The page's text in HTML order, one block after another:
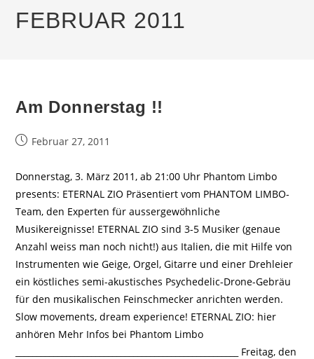
FEBRUAR 2011
Am Donnerstag !!
BeitragFebruar 27, 2011
Donnerstag, 3. März 2011, ab 21:00 Uhr Phantom Limbo
presents: ETERNAL ZIO Präsentiert vom PHANTOM LIMBO-
Team, den Experten für aussergewöhnliche
Musikereignisse! ETERNAL ZIO sind 3-5 Musiker (genaue
Anzahl weiss man noch nicht!) aus Italien, die mit Hilfe von
Instrumenten wie Geige, Orgel, Gitarre und einer Drehleier
ein köstliches semi-akustisches Psychedelic-Drone-Gebräu
für den musikalischen Feinschmecker anrichten werden.
Slow movements, dream experience! ETERNAL ZIO: hier
anhören Mehr Infos bei Phantom Limbo
_____________________________________________________ Freitag, den